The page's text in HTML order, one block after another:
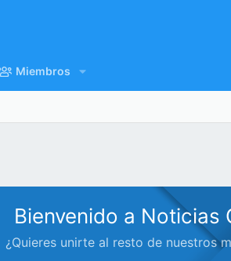
Miembros
Bienvenido a Noticias
¿Quieres unirte al resto de nuestros